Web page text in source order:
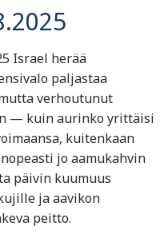
Israel herää
paljastaa
verhoutunut
— kuin aurinko yrittäisi
kuitenkaan
jo aamukahvin
päivin kuumuus
ja aavikon
peitto.